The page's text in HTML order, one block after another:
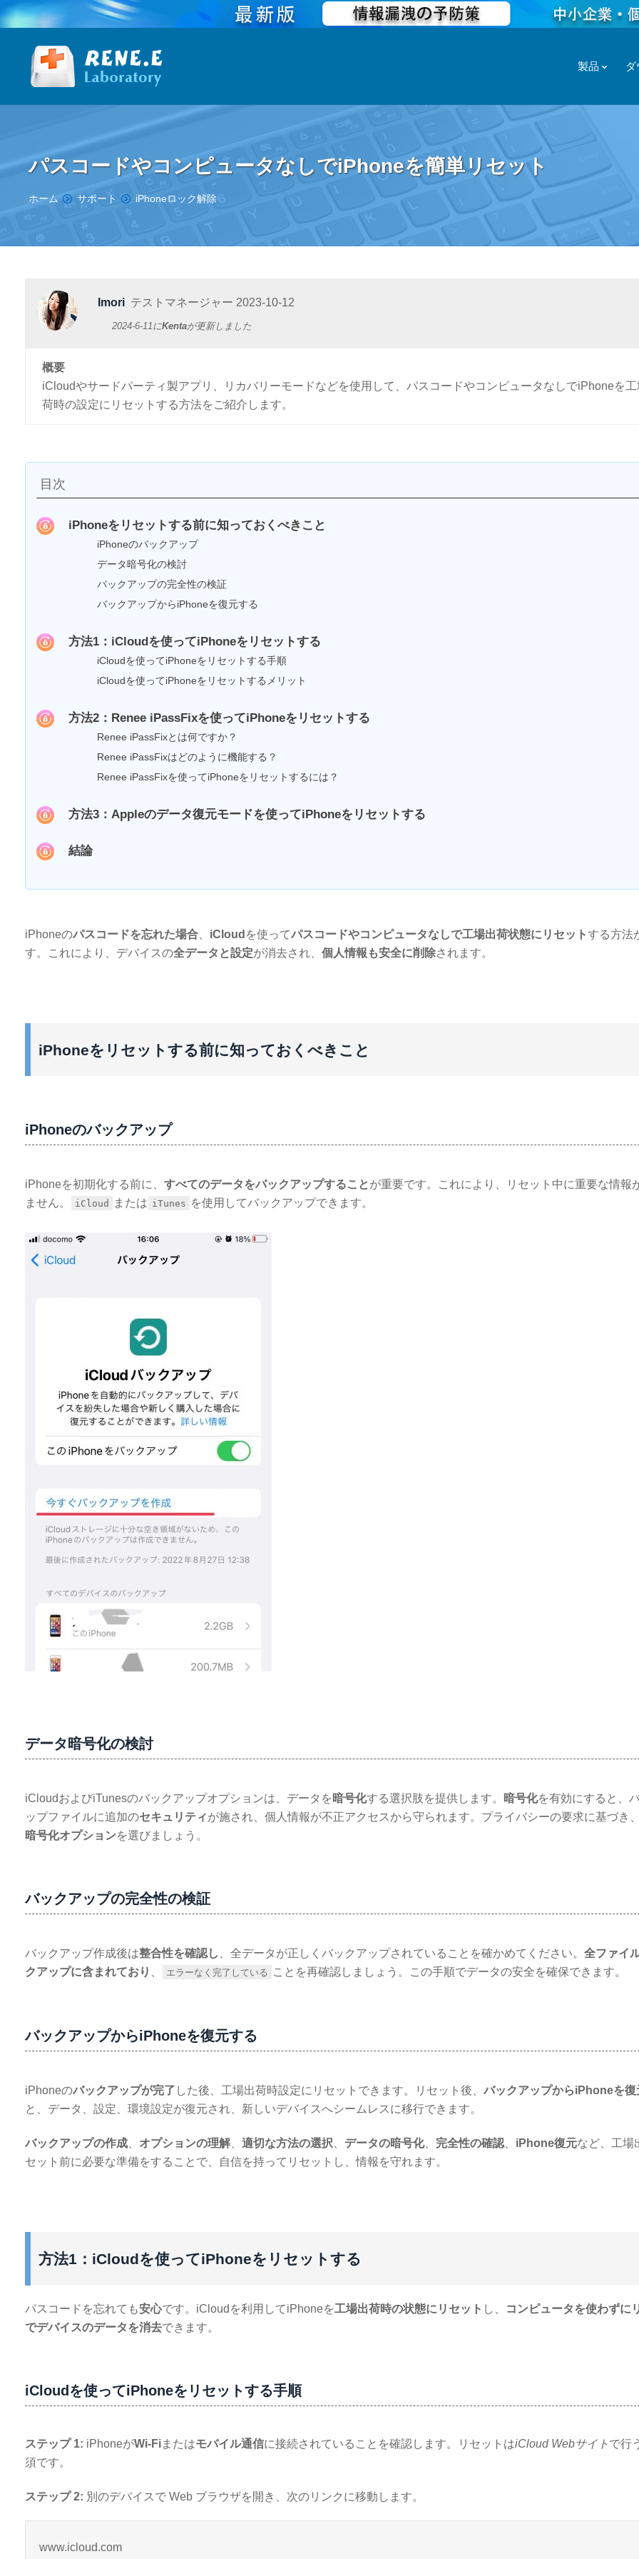
製品
パスコードやコンピュータなしでiPhoneを簡単リセット
You are here:
ホーム サポート iPhoneロック解除
Imori テストマネージャー 2023-10-12
2024-6-11にKentaが更新しました
概要
iCloudやサードパーティ製アプリ、リカバリーモードなどを使用して、パスコードやコンピュータなしでiPhoneを
荷時の設定にリセットする方法をご紹介します。
目次
iPhoneをリセットする前に知っておくべきこと
iPhoneのバックアップ
データ暗号化の検討
バックアップの完全性の検証
バックアップからiPhoneを復元する
方法1：iCloudを使ってiPhoneをリセットする
iCloudを使ってiPhoneをリセットする手順
iCloudを使ってiPhoneをリセットするメリット
方法2：Renee iPassFixを使ってiPhoneをリセットする
Renee iPassFixとは何ですか？
Renee iPassFixはどのように機能する？
Renee iPassFixを使ってiPhoneをリセットするには？
方法3：Appleのデータ復元モードを使ってiPhoneをリセットする
結論
iPhoneのパスコードを忘れた場合 iCloud を使ってパスコードやコンピュータなしで工場出荷状態にリセットする方法
す。これにより、デバイスの全データと設定が消去され、 個人情報も安全に削除されます。
iPhoneをリセットする前に知っておくべきこと
iPhoneのバックアップ
iPhoneを初期化する前に、 すべてのデータをバックアップすることが重要です。これにより、リセット中に重要な情報
ません。
iCloud または iTunes を使用してバックアップできます。
データ暗号化の検討
iCloudおよびiTunesのバックアップオプションは、データを暗号化する選択肢を提供します。 暗号化を有効にすると、
ップファイルに追加のセキュリティが施され、個人情報が不正アクセスから守られます。プライバシーの要求に基づき
暗号化オプションを選びましょう。
バックアップの完全性の検証
バックアップ作成後は整合性を確認し 、全データが正しくバックアップされていることを確かめてください。 全ファイ
クアップに含まれており 、 エラーなく完了している ことを再確認しましょう。この手順でデータの安全を確保できます。
バックアップからiPhoneを復元する
iPhoneのバックアップが完了 した後、工場出荷時設定にリセットできます。リセット後、 バックアップからiPhoneを復
と、データ、設定、環境設定が復元され、新しいデバイスへシームレスに移行できます。
バックアップの作成、 オプションの理解、 適切な方法の選択、 データの暗号化、 完全性の確認、 iPhone復元など、工場
セット前に必要な準備をすることで、自信を持ってリセットし、情報を守れます。
方法1：iCloudを使ってiPhoneをリセットする
パスコードを忘れても安心です。iCloudを利用してiPhoneを工場出荷時の状態にリセット し、
コンピュータを使わずに
でデバイスのデータを消去できます。
iCloudを使ってiPhoneをリセットする手順
ステップ 1: iPhoneがWi-Fiまたはモバイル通信に接続されていることを確認します。リセットはiCloud Webサイト で行
須です。
ステップ 2: 別のデバイスで Web ブラウザを開き、次のリンクに移動します。
www.icloud.com